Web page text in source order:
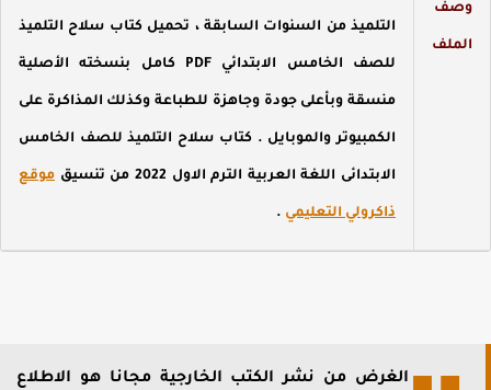
وصف
الملف
التلميذ من السنوات السابقة ، تحميل كتاب سلاح التلميذ
للصف الخامس الابتدائي PDF كامل بنسخته الأصلية
منسقة وبأعلى جودة وجاهزة للطباعة وكذلك المذاكرة على
الكمبيوتر والموبايل . كتاب سلاح التلميذ للصف الخامس
الابتدائى اللغة العربية الترم الاول 2022 من تنسيق موقع
ذاكرولي التعليمي.
الغرض من نشر الكتب الخارجية مجانا هو الاطلاع